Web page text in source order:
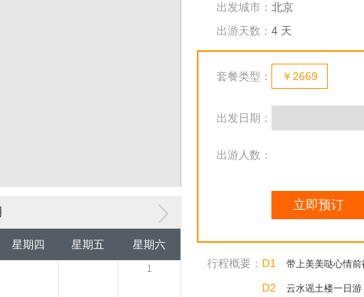
星期四 星期五 星期六
1
出发城市： 北京
出游天数： 4 天
套餐类型： ￥2669
出发日期：
出游人数：
立即预订
行程概要： D1 带上美美哒心情
D2 云水谣土楼一日